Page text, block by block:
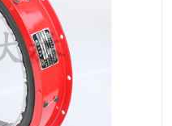
气动元件
CB离合器
实芯轮胎